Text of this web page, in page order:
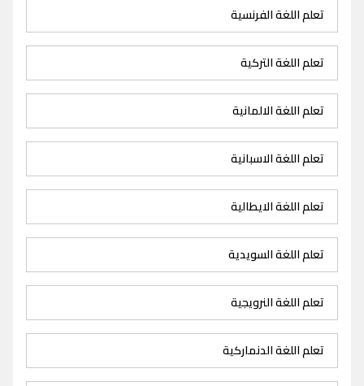
تعلم اللغة الفرنسية
تعلم اللغة التركية
تعلم اللغة الالمانية
تعلم اللغة الاسبانية
تعلم اللغة الايطالية
تعلم اللغة السويدية
تعلم اللغة النرويجية
تعلم اللغة الدنماركية